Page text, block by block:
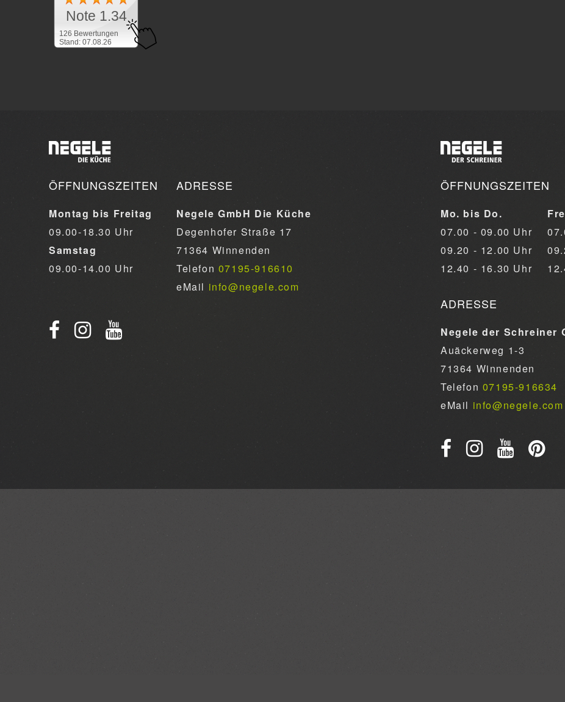
126 Bewertungen
Stand: 07.08.26
Note 1.34
ÖFFNUNGSZEITEN
Montag bis Freitag
09.00-18.30 Uhr
Samstag
09.00-14.00 Uhr
ADRESSE
Negele GmbH Die Küche
Degenhofer Straße 17
71364 Winnenden
Telefon 07195-916610
eMail info@negele.com
ÖFFNUNGSZEITEN
Mo. bis Do.
07.00 - 09.00 Uhr
09.20 - 12.00 Uhr
12.40 - 16.30 Uhr
ADRESSE
Negele der Schreiner
Auäckerweg 1-3
71364 Winnenden
Telefon 07195-916634
eMail info@negele.com